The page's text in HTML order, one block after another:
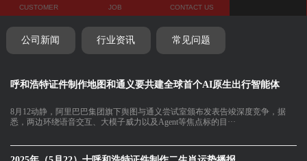
CUSTOMER JOB CONTACT US
公司新闻 行业资讯 常见问题
呼和浩特证件制作地图和通义要共建全球首个AI原生出行智能体
8月12动静，阿里巴巴集团旗下舆图与通义尝试室颁布发表告竣深度竞争，据
悉，两边环绕语音交互、大模子威力以及Agent等焦点标的目···